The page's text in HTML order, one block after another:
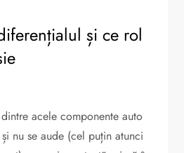
și ce rol
acele componente auto
nu se aude (cel puțin atunci